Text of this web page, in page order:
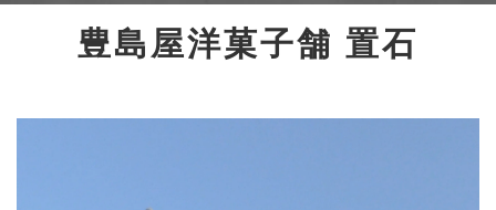
豊島屋洋菓子舗 置石